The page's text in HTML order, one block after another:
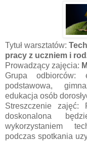
Tytuł warsztatów:
pracy z uczniem i
Prowadzący zajęcia:
Grupa odbiorców:
podstawowa,
edukacja osób
Streszczenie zajęć:
doskonalona
wykorzystaniem
podczas spotkania